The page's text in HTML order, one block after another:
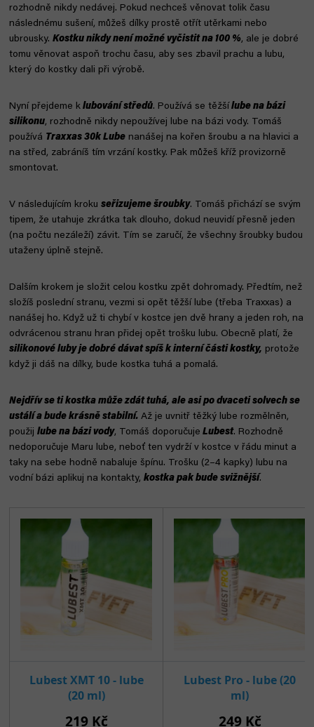
rozhodně nikdy nedávej. Pokud nechceš věnovat tolik času
následnému sušení, můžeš dílky prostě otřít utěrkami nebo
ubrousky. Kostku nikdy není možné vyčistit na 100 %, ale je dobré
tomu věnovat aspoň trochu času, aby ses zbavil prachu a lubu,
který do kostky dali při výrobě.
Nyní přejdeme k lubování středů. Používá se těžší lube na bázi
silikonu, rozhodně nikdy nepoužívej lube na bázi vody. Tomáš
používá Traxxas 30k Lube nanášej na kořen šroubu a na hlavici a
na střed, zabráníš tím vrzání kostky. Pak můžeš kříž provizorně
smontovat.
V následujícím kroku seřizujeme šroubky. Tomáš přichází se svým
tipem, že utahuje zkrátka tak dlouho, dokud neuvidí přesně jeden
(na počtu nezáleží) závit. Tím se zaručí, že všechny šroubky budou
utaženy úplně stejně.
Dalším krokem je složit celou kostku zpět dohromady. Předtím, než
složíš poslední stranu, vezmi si opět těžší lube (třeba Traxxas) a
nanášej ho. Když už ti chybí v kostce jen dvě hrany a jeden roh, na
odvrácenou stranu hran přidej opět trošku lubu. Obecně platí, že
silikonové luby je dobré dávat spíš k interní části kostky, protože
když ji dáš na dílky, bude kostka tuhá a pomalá.
Nejdřív se ti kostka může zdát tuhá, ale asi po dvaceti solvech se
ustálí a bude krásně stabilní. Až je uvnitř těžký lube rozmělněn,
použij lube na bázi vody, Tomáš doporučuje Lubest. Rozhodně
nedoporučuje Maru lube, neboť ten vydrží v kostce v řádu minut a
taky na sebe hodně nabaluje špínu. Trošku (2–4 kapky) lubu na
vodní bázi aplikuj na kontakty, kostka pak bude svižnější.